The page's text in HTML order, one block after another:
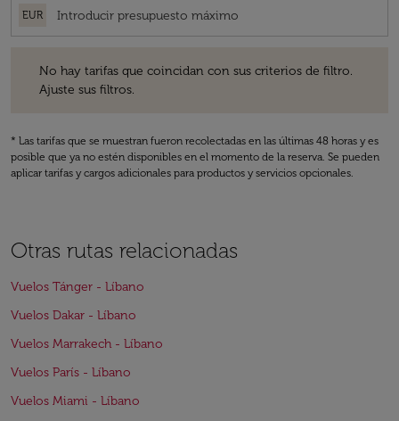
EUR
No hay tarifas que coincidan con sus criterios de filtro.
Ajuste sus filtros.
* Las tarifas que se muestran fueron recolectadas en las últimas 48 horas y es
posible que ya no estén disponibles en el momento de la reserva. Se pueden
aplicar tarifas y cargos adicionales para productos y servicios opcionales.
Otras rutas relacionadas
Vuelos Tánger - Líbano
Vuelos Dakar - Líbano
Vuelos Marrakech - Líbano
Vuelos París - Líbano
Vuelos Miami - Líbano